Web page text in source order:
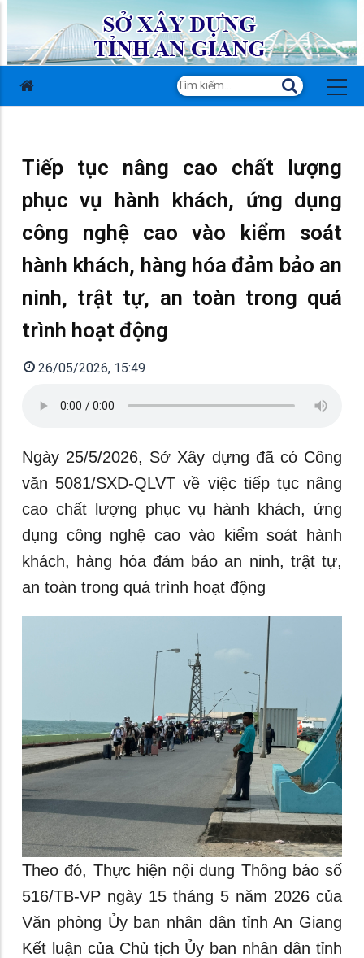
Tiếp tục nâng cao chất lượng
phục vụ hành khách, ứng dụng
công nghệ cao vào kiểm soát
hành khách, hàng hóa đảm bảo an
ninh, trật tự, an toàn trong quá
trình hoạt động
26/05/2026, 15:49
Ngày 25/5/2026, Sở Xây dựng đã có Công
văn 5081/SXD-QLVT về việc tiếp tục nâng
cao chất lượng phục vụ hành khách, ứng
dụng công nghệ cao vào kiểm soát hành
khách, hàng hóa đảm bảo an ninh, trật tự,
an toàn trong quá trình hoạt động
Theo đó, Thực hiện nội dung Thông báo số
516/TB-VP ngày 15 tháng 5 năm 2026 của
Văn phòng Ủy ban nhân dân tỉnh An Giang
Kết luận của Chủ tịch Ủy ban nhân dân tỉnh